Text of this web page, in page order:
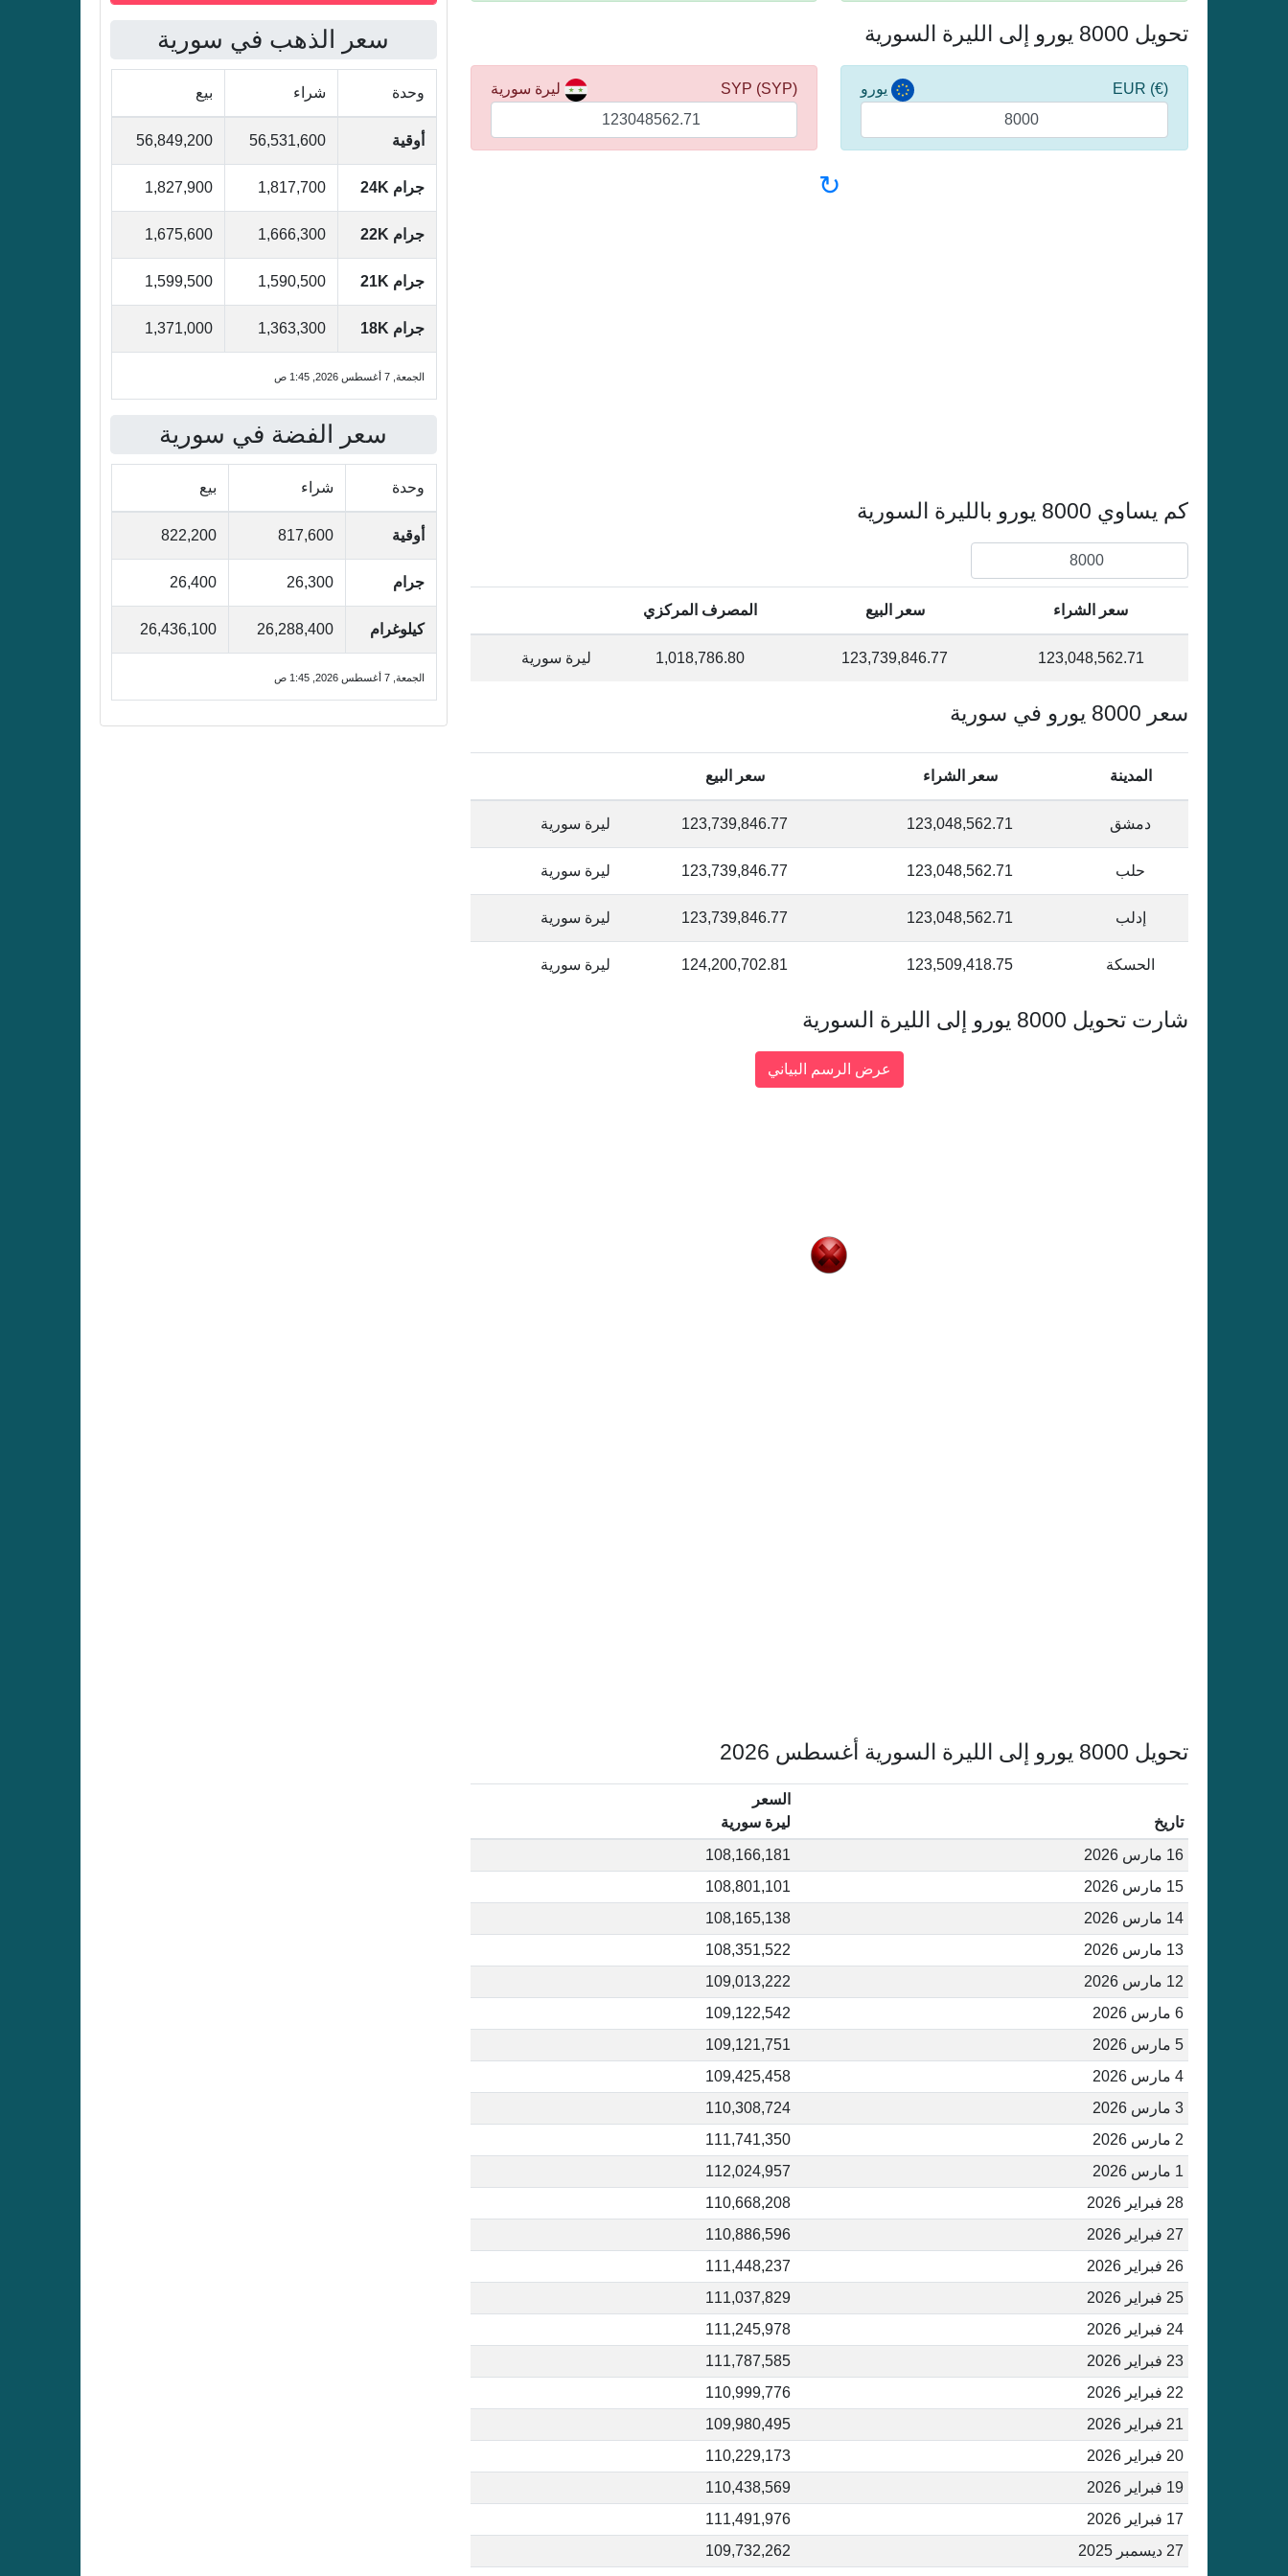
تحويل 8000 يورو إلى الليرة السورية
يورو (€) EUR ليرة سورية (SYP) SYP
↻
كم يساوي 8000 يورو بالليرة السورية
سعر الشراء سعر البيع المصرف المركزي
123,048,562.71
123,739,846.77
1,018,786.80 ليرة سورية
سعر 8000 يورو في سورية
المدينة سعر الشراء سعر البيع
دمشق 123,048,562.71
123,739,846.77 ليرة سورية
حلب 123,048,562.71
123,739,846.77 ليرة سورية
إدلب 123,048,562.71
123,739,846.77 ليرة سورية
الحسكة 123,509,418.75
124,200,702.81 ليرة سورية
شارت تحويل 8000 يورو إلى الليرة السورية
تحويل 8000 يورو إلى الليرة السورية أغسطس 2026
تاريخ
السعر
ليرة سورية
16 مارس 2026
108,166,181
15 مارس 2026
108,801,101
14 مارس 2026
108,165,138
13 مارس 2026
108,351,522
12 مارس 2026
109,013,222
6 مارس 2026
109,122,542
5 مارس 2026
109,121,751
4 مارس 2026
109,425,458
3 مارس 2026
110,308,724
2 مارس 2026
111,741,350
1 مارس 2026
112,024,957
28 فبراير 2026
110,668,208
27 فبراير 2026
110,886,596
26 فبراير 2026
111,448,237
25 فبراير 2026
111,037,829
24 فبراير 2026
111,245,978
23 فبراير 2026
111,787,585
22 فبراير 2026
110,999,776
21 فبراير 2026
109,980,495
20 فبراير 2026
110,229,173
19 فبراير 2026
110,438,569
17 فبراير 2026
111,491,976
27 ديسمبر 2025
109,732,262
سعر الذهب في سورية
وحدة شراء بيع
أوقية 56,531,600
56,849,200
جرام 24K 1,817,700
1,827,900
جرام 22K 1,666,300
1,675,600
جرام 21K 1,590,500
1,599,500
جرام 18K 1,363,300
1,371,000
الجمعة, 7 أغسطس 2026, 1:45 ص
سعر الفضة في سورية
وحدة شراء بيع
أوقية 817,600
822,200
جرام 26,300
26,400
كيلوغرام 26,288,400
26,436,100
الجمعة, 7 أغسطس 2026, 1:45 ص